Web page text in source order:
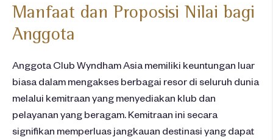
Manfaat dan Proposisi Nilaibagi
Anggota
Anggota Club Wyndham Asia memiliki keuntungan luar
biasa dalam mengakses berbagai resor di seluruh dunia
melalui kemitraan yang menyediakan klub dan
pelayanan yang beragam. Kemitraan ini secara
signifikan memperluas jangkauan destinasi yang dapat